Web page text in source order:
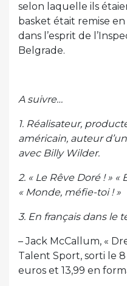
selon laquelle ils
basket était remise en
dans l’esprit de
Belgrade.
A suivre…
1. Réalisateur,
américain, auteur
avec Billy Wilder.
2. « Le Rêve Doré ! »
« Monde, méfie-toi ! »
3. En français dans le
– Jack McCallum, «
Talent Sport, sorti le 8
euros et 13,99 en